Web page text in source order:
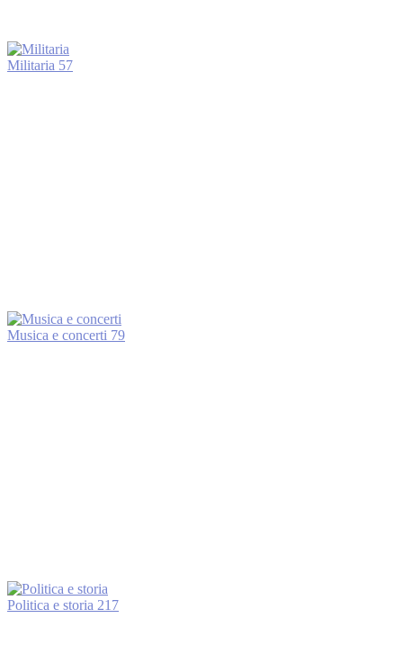
Militaria 57
Musica e concerti 79
Politica e storia 217